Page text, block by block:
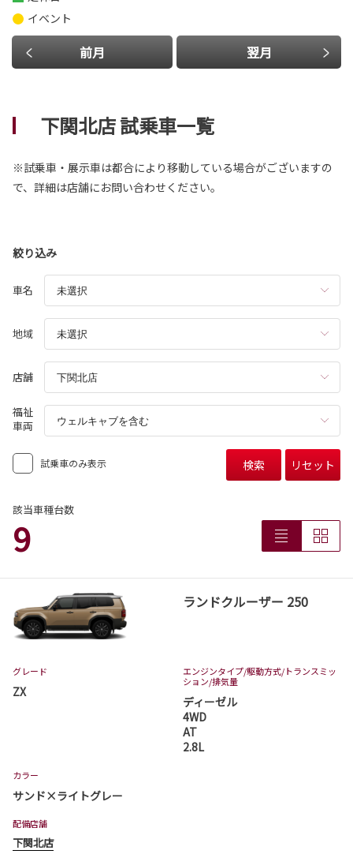
前月 翌月
イベント
下関北店 試乗車一覧
※試乗車・展示車は都合により移動している場合がございますの
で、詳細は店舗にお問い合わせください。
絞り込み
車名
地域
店舗
福祉
車両
試乗車のみ表示 検索 リセット
該当車種台数
9
ランドクルーザー 250
グレード
ZX
エンジンタイプ/駆動方式/トランスミッ
ション/排気量
ディーゼル
4WD
AT
2.8L
カラー
サンド×ライトグレー
配備店舗
下関北店